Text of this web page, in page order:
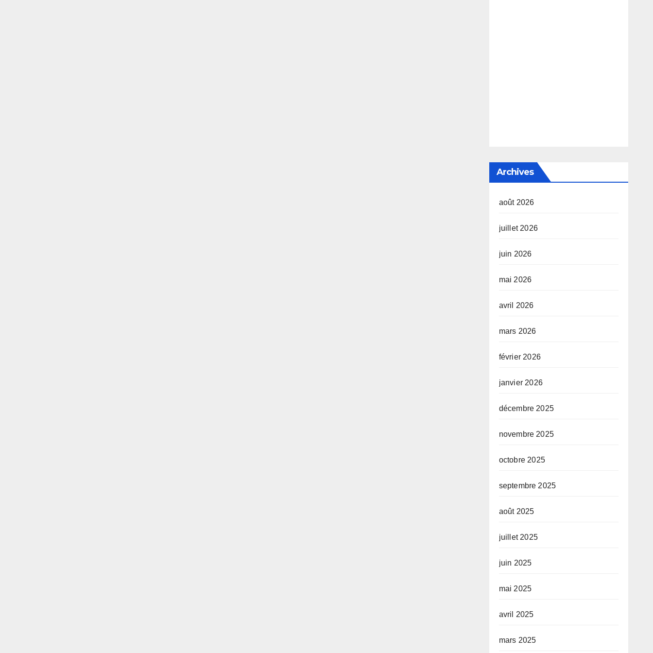
Archives
août 2026
juillet 2026
juin 2026
mai 2026
avril 2026
mars 2026
février 2026
janvier 2026
décembre 2025
novembre 2025
octobre 2025
septembre 2025
août 2025
juillet 2025
juin 2025
mai 2025
avril 2025
mars 2025